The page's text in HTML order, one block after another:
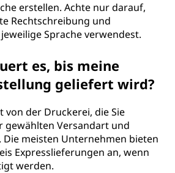
erstellen. Achte nur darauf,
Rechtschreibung und
Sprache verwendest.
es, bis meine
geliefert wird?
von der Druckerei, die Sie
gewählten Versandart und
meisten Unternehmen bieten
Expresslieferungen an, wenn
werden.